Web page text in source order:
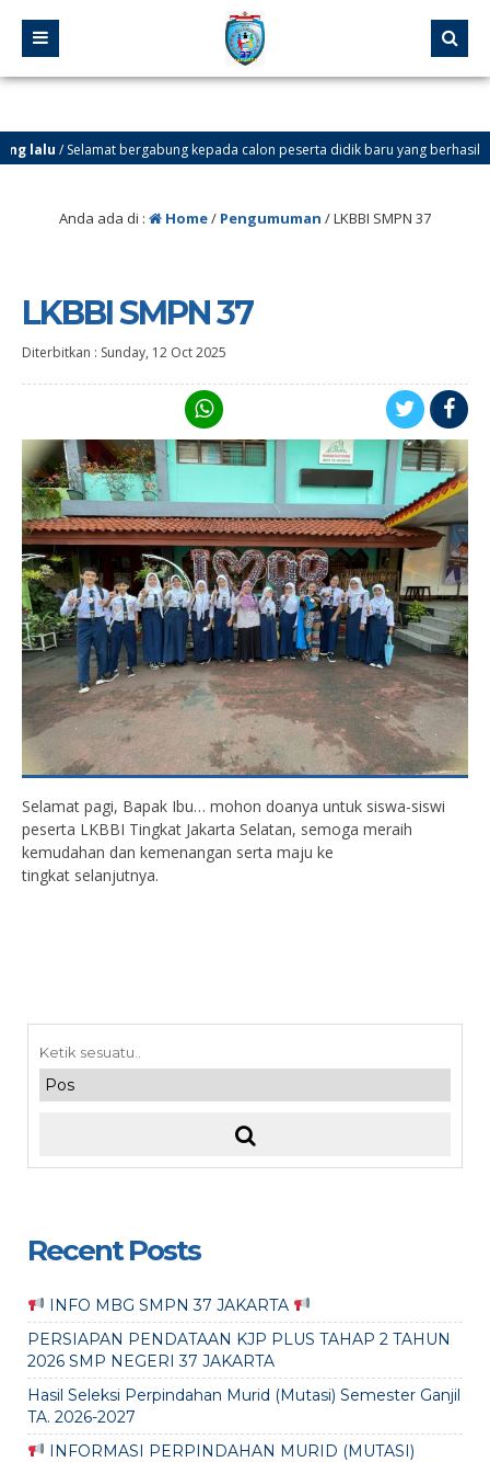
/ Selamat bergabung kepada calon peserta didik baru yang berhasil lolos
lalu/ SELAMAT DATANG DI WEBSITE SMP NEGERI 37 JAKARTA. Ingin tahu
Anda ada di : Home/ Pengumuman /LKBBI SMPN 37
LKBBI SMPN 37
Diterbitkan : Sunday, 12 Oct 2025
Selamat pagi, Bapak Ibu… mohon doanya untuk siswa-siswi
peserta LKBBI Tingkat Jakarta Selatan, semoga meraih
kemudahan dan kemenangan serta maju ke
tingkat selanjutnya.
Recent Posts
INFO MBG SMPN 37 JAKARTA
PERSIAPAN PENDATAAN KJP PLUS TAHAP 2 TAHUN
2026 SMP NEGERI 37 JAKARTA
Hasil Seleksi Perpindahan Murid (Mutasi) Semester Ganjil
TA. 2026-2027
INFORMASI PERPINDAHAN MURID (MUTASI)